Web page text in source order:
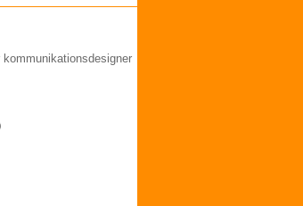
kommunikationsdesigner